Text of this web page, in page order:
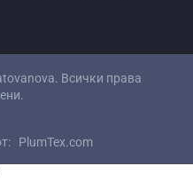
. Всички права
PlumTex.com